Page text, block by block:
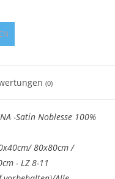
(0)
-Satin Noblesse 100%
80x80cm /
- LZ 8-11